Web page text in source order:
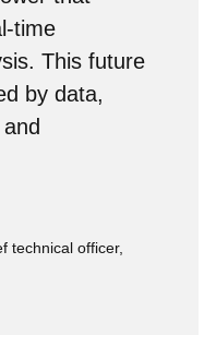
time
This future
by data,
technical officer,